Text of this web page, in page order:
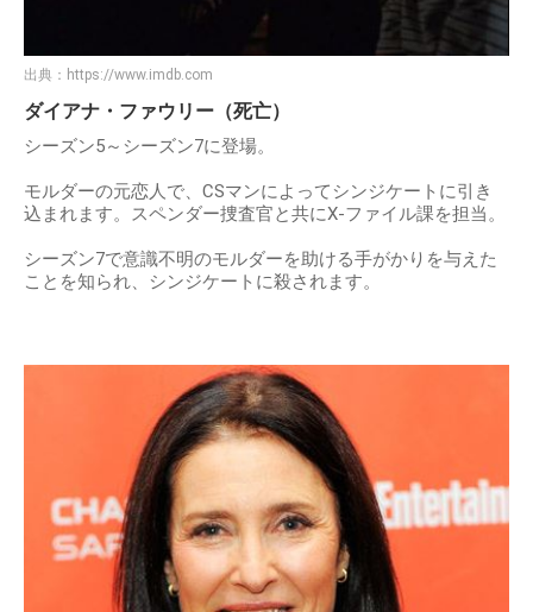
出典： https://www.imdb.com
ダイアナ・ファウリー（死亡）
シーズン5～シーズン7に登場。
モルダーの元恋人で、CSマンによってシンジケートに引き
込まれます。スペンダー捜査官と共にX-ファイル課を担当。
シーズン7で意識不明のモルダーを助ける手がかりを与えた
ことを知られ、シンジケートに殺されます。